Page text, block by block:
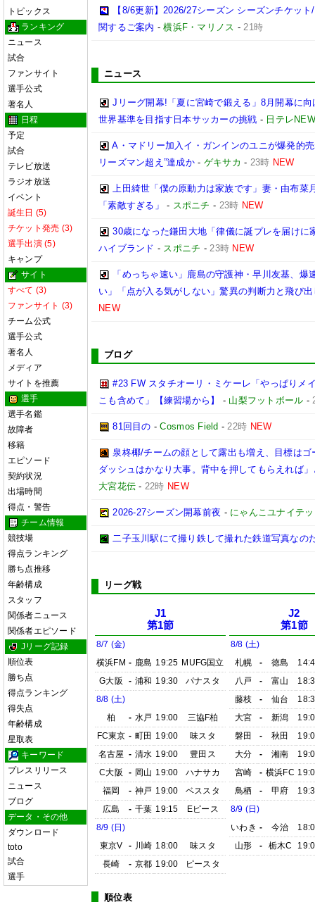
トピックス
ランキング
ニュース
試合
ファンサイト
選手公式
著名人
日程
予定
試合
テレビ放送
ラジオ放送
イベント
誕生日 (5)
チケット発売 (3)
選手出演 (5)
キャンプ
サイト
すべて (3)
ファンサイト (3)
チーム公式
選手公式
著名人
メディア
サイトを推薦
選手
選手名鑑
故障者
移籍
エピソード
契約状況
出場時間
得点・警告
チーム情報
競技場
得点ランキング
勝ち点推移
年齢構成
スタッフ
関係者ニュース
関係者エピソード
Jリーグ記録
順位表
勝ち点
得点ランキング
得失点
年齢構成
星取表
キーワード
プレスリリース
ニュース
ブログ
データ・その他
ダウンロード
toto
試合
選手
【8/6更新】2026/27シーズン シーズンチケッ
関するご案内 -横浜F・マリノス -21時
ニュース
Jリーグ開幕!「夏に宮崎で鍛える」8月開幕に
世界基準を目指す日本サッカーの挑戦 - 日テレ
A・マドリー加入イ・ガンインのユニが爆発的
リーズマン超え”達成か- ゲキサカ - 23時 NEW
上田綺世「僕の原動力は家族です」妻・由布菜
「素敵すぎる」
- スポニチ - 23時 NEW
30歳になった鎌田大地「律儀に誕プレを届け
ハイブランド - スポニチ -23時 NEW
「めっちゃ速い」鹿島の守護神・早川友基、
い」「点が入る気がしない」驚異の判断力と飛び
NEW
ブログ
#23 FW スタチオーリ・ミケーレ「やっぱりメ
こも含めて」【練習場から】
- 山梨フットボール -
81回目の -Cosmos Field -22時 NEW
泉柊椰/チームの顔として露出も増え、目標は
ダッシュはかなり大事。背中を押してもらえれば
大宮花伝 - 22時 NEW
2026‐27シーズン開幕前夜 - にゃんこユナイテ
二子玉川駅にて撮り鉄して撮れた鉄道写真なの
リーグ戦
J1
第1節
8/7 (金)
横浜FM - 鹿島 19:25 MUFG国立
G大阪
- 浦和 19:30
パナスタ
8/8 (土)
柏
- 水戸 19:00
三協F柏
FC東京 - 町田 19:00
味スタ
名古屋 - 清水 19:00
豊田ス
C大阪
- 岡山 19:00
ハナサカ
福岡
- 神戸 19:00
ベススタ
広島
- 千葉 19:15
Eピース
8/9 (日)
東京V
- 川崎 18:00
味スタ
長崎
- 京都 19:00 ピースタ
J2
第1節
8/8 (土)
札幌
- 徳島
八戸
- 富山
藤枝
- 仙台
大宮
- 新潟
磐田
- 秋田
大分
- 湘南
宮崎
- 横浜FC
鳥栖
- 甲府
8/9 (日)
いわき - 今治
山形
- 栃木C
順位表